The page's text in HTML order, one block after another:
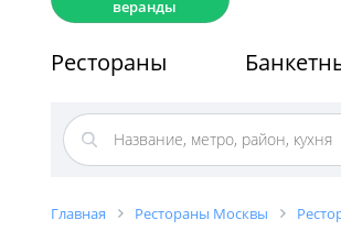
веранды
Рестораны
Главная Рестораны Москвы